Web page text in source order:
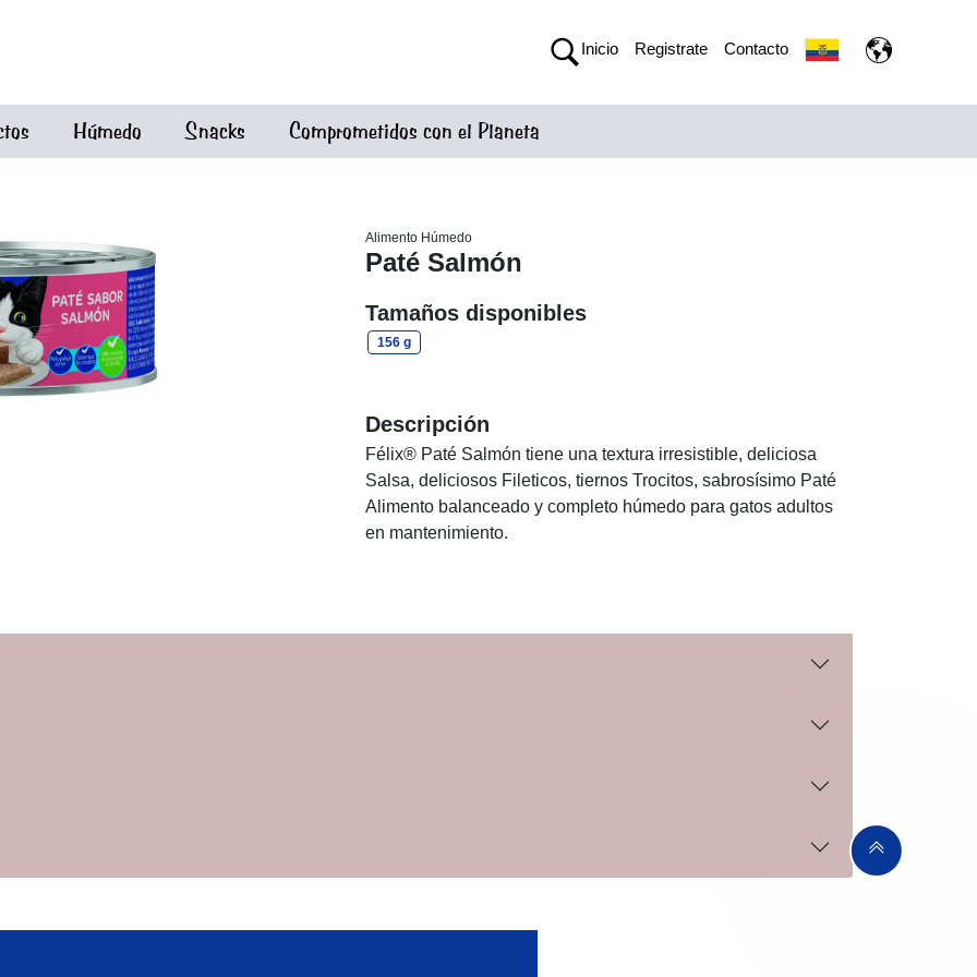
Inicio Registrate Contacto
Húmedo Snacks Comprometidos con el Planeta
Alimento Húmedo
Paté Salmón
Tamaños disponibles
156 g
Descripción
Félix® Paté Salmón tiene una textura irresistible, deliciosa
Salsa, deliciosos Fileticos, tiernos Trocitos, sabrosísimo Paté
Alimento balanceado y completo húmedo para gatos adultos
en mantenimiento.